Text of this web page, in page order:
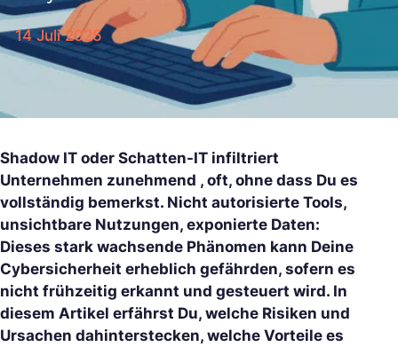
14 Juli 2025
Shadow IT oder Schatten-IT infiltriert
Unternehmen zunehmend , oft, ohne dass Du es
vollständig bemerkst. Nicht autorisierte Tools,
unsichtbare Nutzungen, exponierte Daten:
Dieses stark wachsende Phänomen kann Deine
Cybersicherheit erheblich gefährden, sofern es
nicht frühzeitig erkannt und gesteuert wird. In
diesem Artikel erfährst Du, welche Risiken und
Ursachen dahinterstecken, welche Vorteile es